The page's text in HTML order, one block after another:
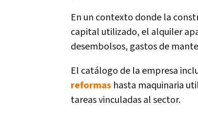
En un contexto donde la
capital utilizado, el alquiler
desembolsos, gastos de
El catálogo de la empresa
reformas hasta maquinaria
tareas vinculadas al sector.